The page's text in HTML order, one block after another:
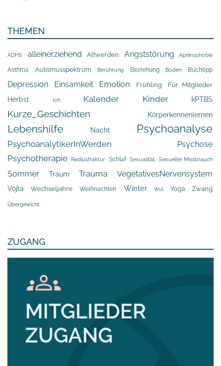
THEMEN
ADHS alleinerziehend Altwerden Angststörung Apeirophobie
Asthma Autismusspektrum Berührung Beziehung Boden Buchtipp
Depression Einsamkeit Emotion Frühling Für Mitglieder
Herbst Ich Kalender Kinder kPTBS
Kurze_Geschichten Körperkennenlernen
Lebenshilfe Nacht Psychoanalyse
PsychoanalytikerInWerden Psychose
Psychotherapie Radiusfraktur Schlaf Sexualität Sexueller Missbrauch
Sommer Traum Trauma VegetativesNervensystem
Vojta Wechseljahre Weihnachten Winter Wut Yoga Zwang
Übergewicht
ZUGANG